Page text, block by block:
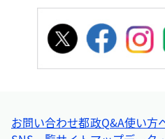
お問い合わせ都政Q&A使い方